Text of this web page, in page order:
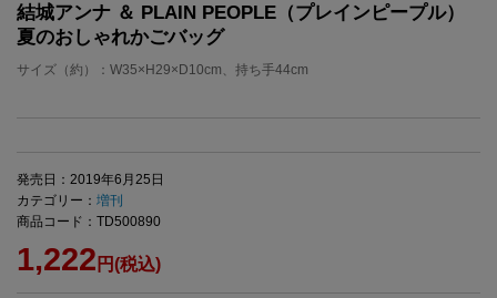
結城アンナ ＆ PLAIN PEOPLE（プレインピープル）
夏のおしゃれかごバッグ
サイズ（約）：W35×H29×D10cm、持ち手44cm
発売日：2019年6月25日
カテゴリー： 増刊
商品コード：TD500890
1,222 円(税込)